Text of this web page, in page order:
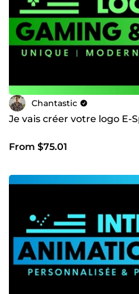
Chantastic
Je vais créer votre logo E-
From $75.01